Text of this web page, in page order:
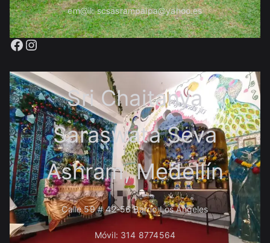
em@il: scsasrampaipa@yahoo.es
Facebook
Instagram
Sri Chaitanya
Saraswata Seva
Ashram, Medellín
Calle 59 # 42-56 Barrio Los Ángeles
Móvil: 314 8774564